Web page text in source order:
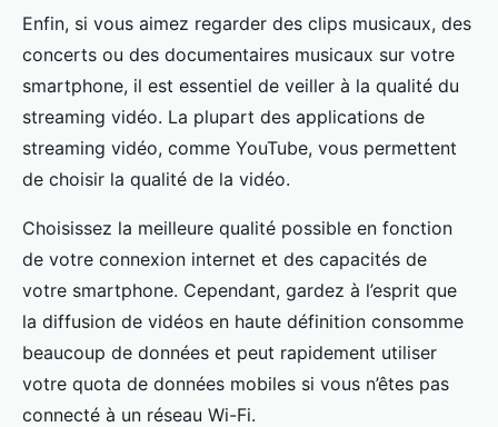
Enfin, si vous aimez regarder des clips musicaux, des
concerts ou des documentaires musicaux sur votre
smartphone, il est essentiel de veiller à la qualité du
streaming vidéo. La plupart des applications de
streaming vidéo, comme YouTube, vous permettent
de choisir la qualité de la vidéo.
Choisissez la meilleure qualité possible en fonction
de votre connexion internet et des capacités de
votre smartphone. Cependant, gardez à l’esprit que
la diffusion de vidéos en haute définition consomme
beaucoup de données et peut rapidement utiliser
votre quota de données mobiles si vous n’êtes pas
connecté à un réseau Wi-Fi.